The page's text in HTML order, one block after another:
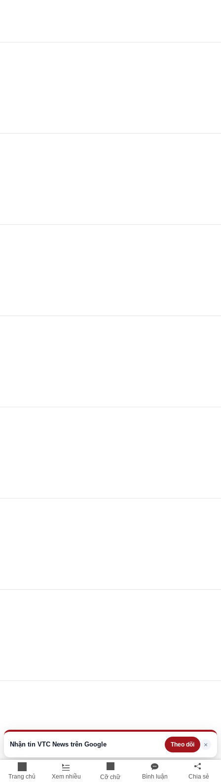
Trang chủ Xem nhiều Cỡ chữ Bình luận Chia sẻ
Nhận tin VTC News trên Google Theo dõi ×